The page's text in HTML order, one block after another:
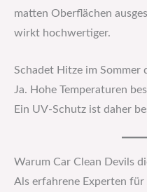
matten Oberflächen
wirkt hochwertiger.
Schadet Hitze im Sommer
Ja. Hohe Temperaturen
Ein UV-Schutz ist daher
Warum Car Clean Devils
Als erfahrene Experten für